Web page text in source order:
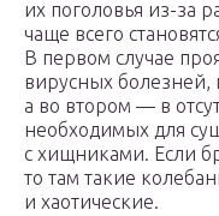
их поголовья из-за
чаще всего
В первом случае
вирусных
а во втором — в
необходимых для
с хищниками. Если
то там такие
и хаотические.